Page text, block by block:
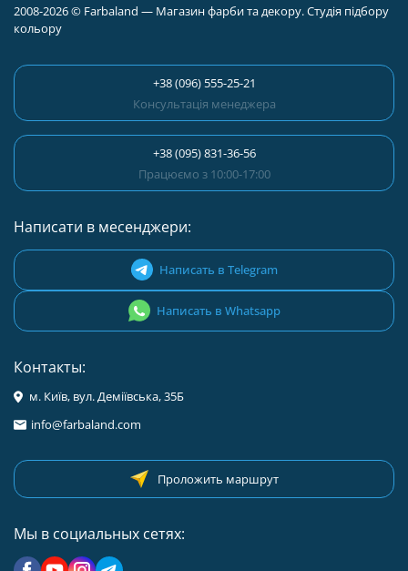
2008-2026 © Farbaland — Магазин фарби та декору. Студія підбору
кольору
+38 (096) 555-25-21
Консультація менеджера
+38 (095) 831-36-56
Працюємо з 10:00-17:00
Написати в месенджери:
Написать в Telegram
Написать в Whatsapp
Контакты:
м. Київ, вул. Деміївська, 35Б
info@farbaland.com
Проложить маршрут
Мы в социальных сетях: